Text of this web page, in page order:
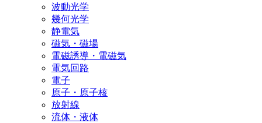
波動光学
幾何光学
静電気
磁気・磁場
電磁誘導・電磁気
電気回路
電子
原子・原子核
放射線
流体・液体